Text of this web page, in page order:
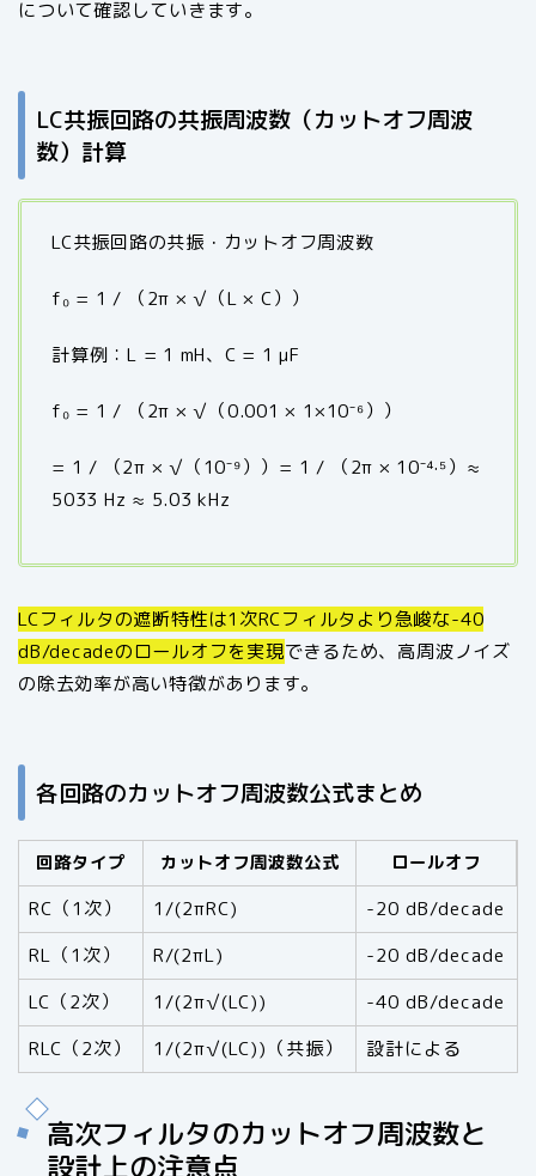
について確認していきます。
LC共振回路の共振周波数（カットオフ周波
数）計算
LC共振回路の共振・カットオフ周波数
f₀ = 1 / （2π × √（L × C））
計算例：L = 1 mH、C = 1 μF
f₀ = 1 / （2π × √（0.001 × 1×10⁻⁶））
= 1 / （2π × √（10⁻⁹））= 1 / （2π × 10⁻⁴·⁵）≈
5033 Hz ≈ 5.03 kHz
LCフィルタの遮断特性は1次RCフィルタより急峻な-40
dB/decadeのロールオフを実現できるため、高周波ノイズ
の除去効率が高い特徴があります。
各回路のカットオフ周波数公式まとめ
回路タイプ カットオフ周波数公式 ロールオフ
RC（1次） 1/(2πRC)
-20 dB/decade
RL（1次）
R/(2πL)
-20 dB/decade
LC（2次）
1/(2π√(LC))
-40 dB/decade
RLC（2次）
1/(2π√(LC))（共振） 設計による
高次フィルタのカットオフ周波数と
設計上の注意点